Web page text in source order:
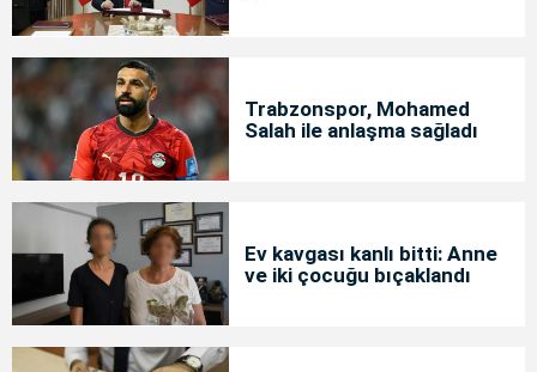
Trabzonspor, Mohamed
Salah ile anlaşma sağladı
Ev kavgası kanlı bitti: Anne
ve iki çocuğu bıçaklandı